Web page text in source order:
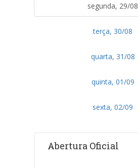
segunda, 29/08
terça, 30/08
quarta, 31/08
quinta, 01/09
sexta, 02/09
Abertura Oficial